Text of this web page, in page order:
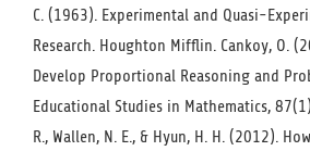
C. (1963). Experimental and Quasi-
Research. Houghton Mifflin. Cankoy, O.
Develop Proportional Reasoning and
Educational Studies in Mathematics,
R., Wallen, N. E., & Hyun, H. H. (2012).